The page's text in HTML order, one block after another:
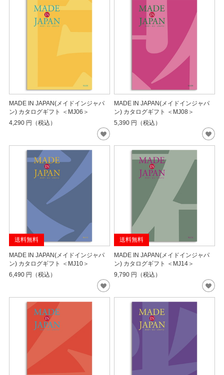
MADE IN JAPAN(メイドインジャパ
ン) カタログギフト ＜MJ06＞
4,290 円（税込）
MADE IN JAPAN(メイドインジャパ
ン) カタログギフト ＜MJ08＞
5,390 円（税込）
送料無料
MADE IN JAPAN(メイドインジャパ
ン) カタログギフト ＜MJ10＞
6,490 円（税込）
送料無料
MADE IN JAPAN(メイドインジャパ
ン) カタログギフト ＜MJ14＞
9,790 円（税込）